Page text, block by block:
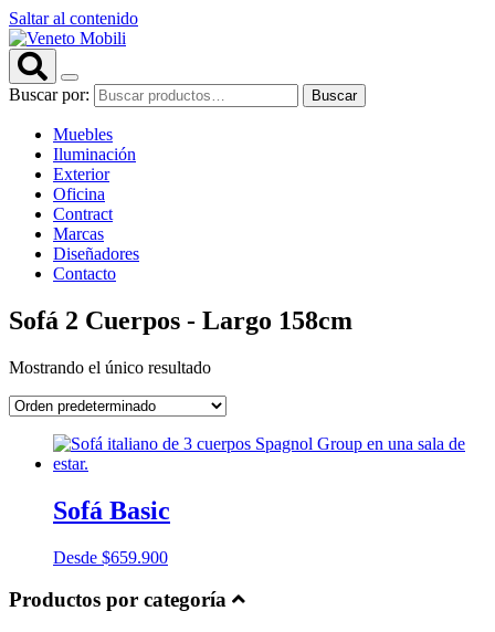
Saltar al contenido
Buscar por: Buscar
Muebles
Iluminación
Exterior
Oficina
Contract
Marcas
Diseñadores
Contacto
Sofá 2 Cuerpos - Largo 158cm
Mostrando el único resultado
Sofá Basic
Desde $659.900
Productos por categoría